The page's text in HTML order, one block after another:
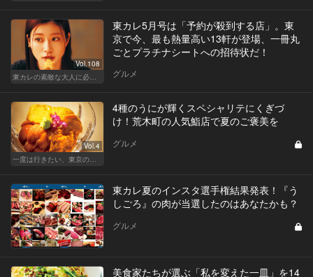
Vol.108
東カレの素敵な大人に必要なこと
東カレ5月号は「予約が殺到する店」。東
京で今、最も熱量高い13軒が登場、一冊丸
ごとプラチナシートへの招待状だ！
グルメ
Vol.4
一度は行きたい、東京の鮨の名店
4種のうにが輝くスペシャリテにくぎづ
け！荒木町の人気鮨店で夏のご褒美を
グルメ
東カレ夏のインスタ選手権結果発表！『う
しごろ』の肉が当選したのはあなたかも？
グルメ
美食家たちが選ぶ「私を変えた一皿」を14